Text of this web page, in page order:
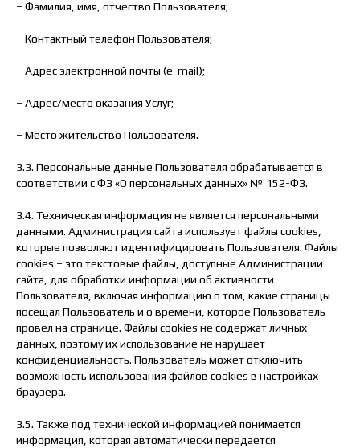
– Фамилия, имя, отчество Пользователя;
– Контактный телефон Пользователя;
– Адрес электронной почты (e-mail);
– Адрес/место оказания Услуг;
– Место жительство Пользователя.
3.3. Персональные данные Пользователя обрабатывается в
соответствии с ФЗ «О персональных данных» № 152-ФЗ.
3.4. Техническая информация не является персональными
данными. Администрация сайта использует файлы cookies,
которые позволяют идентифицировать Пользователя. Файлы
cookies – это текстовые файлы, доступные Администрации
сайта, для обработки информации об активности
Пользователя, включая информацию о том, какие страницы
посещал Пользователь и о времени, которое Пользователь
провел на странице. Файлы cookies не содержат личных
данных, поэтому их использование не нарушает
конфиденциальность. Пользователь может отключить
возможность использования файлов cookies в настройках
браузера.
3.5. Также под технической информацией понимается
информация, которая автоматически передается